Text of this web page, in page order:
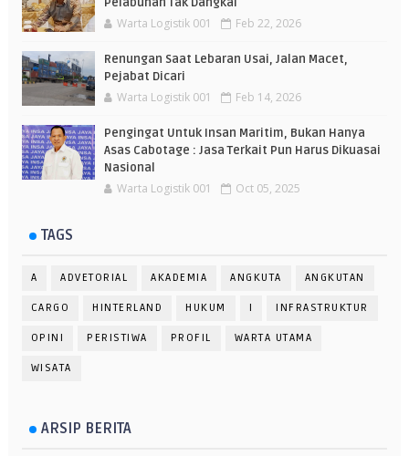
Warta Logistik 001 Feb 22, 2026
Renungan Saat Lebaran Usai, Jalan Macet,
Pejabat Dicari
Warta Logistik 001 Feb 14, 2026
Pengingat Untuk Insan Maritim, Bukan Hanya
Asas Cabotage : Jasa Terkait Pun Harus Dikuasai
Nasional
Warta Logistik 001 Oct 05, 2025
TAGS
A ADVETORIAL AKADEMIA ANGKUTA ANGKUTAN
CARGO HINTERLAND HUKUM I INFRASTRUKTUR
OPINI PERISTIWA PROFIL WARTA UTAMA
WISATA
ARSIP BERITA